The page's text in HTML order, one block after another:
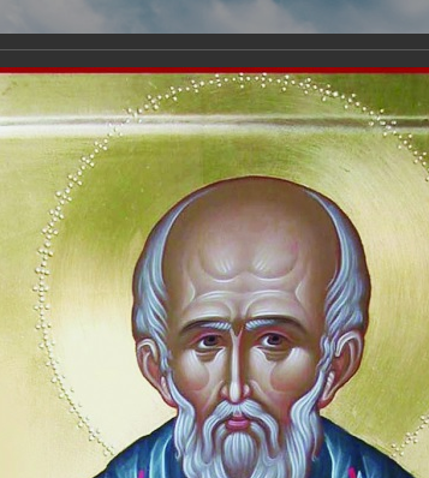
Сайт создан
Наследники Галерея